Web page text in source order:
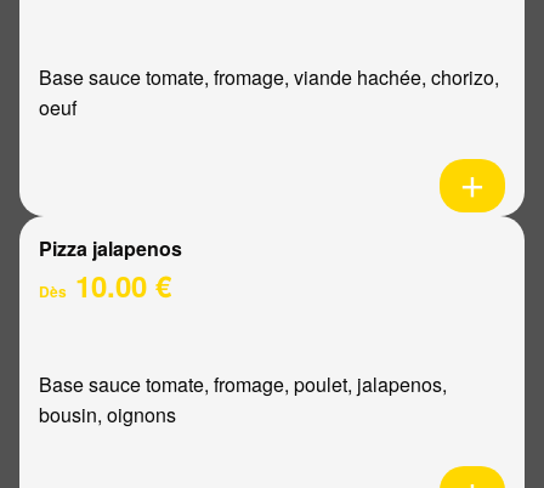
Base sauce tomate, fromage, viande hachée, chorizo,
oeuf
Pizza jalapenos
Dès 10.00 €
Base sauce tomate, fromage, poulet, jalapenos,
bousin, oignons